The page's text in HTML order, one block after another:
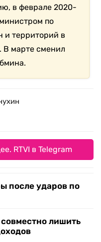
в феврале 2020-
по
и территорий в
В марте сменил
RTVI в Telegram
после ударов по
лишить